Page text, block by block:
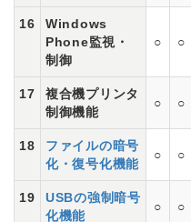
16
Windows
Phone監視・
制御
○ ○
17
複合機プリンタ
制御機能
○ ○
18
ファイルの暗号
化・復号化機能
○ ○
19
USBの強制暗号
化機能
○ ○